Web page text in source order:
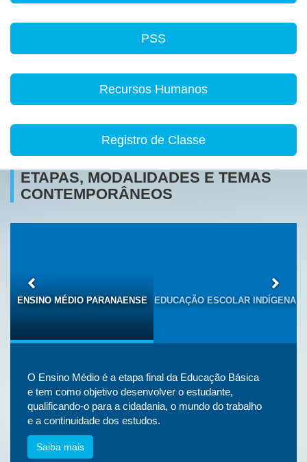
PSS
Recursos Humanos
Registro de Classe
ETAPAS, MODALIDADES E TEMAS
CONTEMPORÂNEOS
ENSINO MÉDIO PARANAENSE
EDUCAÇÃO ESCOLAR INDÍGENA
O Ensino Médio é a etapa final da Educação Básica
e tem como objetivo desenvolver o estudante,
qualificando-o para a cidadania, o mundo do trabalho
e a continuidade dos estudos.
Saiba mais